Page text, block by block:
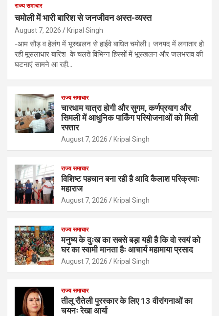
राज्य समाचार
चमोली में भारी बारिश से जनजीवन अस्त-व्यस्त
August 7, 2026 Kripal Singh
-आम सौड़ व हेलंग में भूस्खलन से हाईवे बाधित चमोली। जनपद में लगातार हो
रही मूसलाधार बारिश के चलते विभिन्न हिस्सों में भूस्खलन और जलभराव की
घटनाएं सामने आ रही…
राज्य समाचार
चारधाम यात्रा होगी और सुगम, कर्णप्रयाग और
सिमली में आधुनिक पार्किंग परियोजनाओं को मिली
रफ्तार
August 7, 2026 Kripal Singh
राज्य समाचार
विशिष्ट पहचान बना रही है आदि कैलाश परिक्रमाः
महाराज
August 7, 2026 Kripal Singh
राज्य समाचार
मनुष्य के दुःख का सबसे बड़ा यही है कि वो स्वयं को
घर का स्वामी मानता हैः आचार्य महामाया प्रसाद
August 7, 2026 Kripal Singh
राज्य समाचार
तीलू रौतेली पुरस्कार के लिए 13 वीरांगनाओं का
चयनः रेखा आर्या